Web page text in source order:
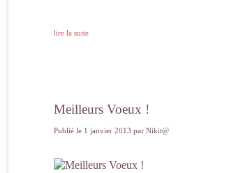
lire la suite
Meilleurs Voeux !
Publié le 1 janvier 2013 par Nikit@